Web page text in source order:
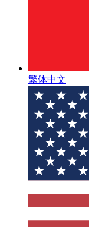
繁体中文